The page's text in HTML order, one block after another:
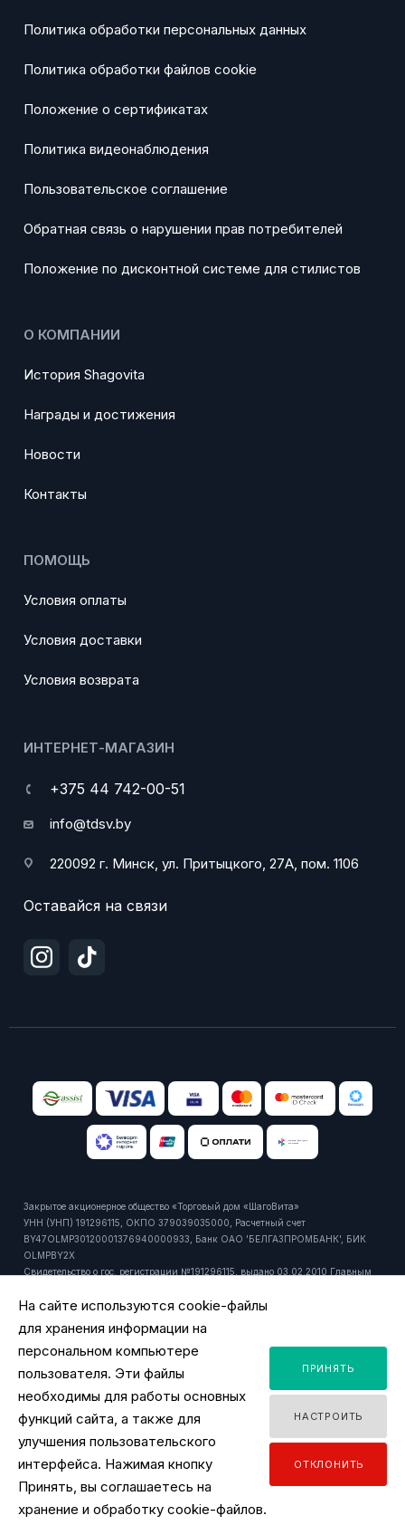
Политика обработки персональных данных
Политика обработки файлов cookie
Положение о сертификатах
Политика видеонаблюдения
Пользовательское соглашение
Обратная связь о нарушении прав потребителей
Положение по дисконтной системе для стилистов
О КОМПАНИИ
История Shagovita
Награды и достижения
Новости
Контакты
ПОМОЩЬ
Условия оплаты
Условия доставки
Условия возврата
ИНТЕРНЕТ-МАГАЗИН
+375 44 742-00-51
info@tdsv.by
220092 г. Минск, ул. Притыцкого, 27А, пом. 1106
Оставайся на связи
Закрытое акционерное общество «Торговый дом «ШагоВита»
УНН (УНП) 191296115, ОКПО 379039035000, Расчетный счет
BY47OLMP30120001376940000933, Банк ОАО 'БЕЛГАЗПРОМБАНК', БИК
OLMPBY2X
Свидетельство о гос. регистрации №191296115, выдано 03.02.2010 Главным
Регистрационный номер в торговом реестре: 429916 от 24.10.2018г.
пом. 1106.
Время работы офиса - ПН-ПТ 9:00 - 18:00.
Время работы интернет-магазина - ПН-ПТ 09:00 - 18:00
Уполномоченный продавцом на рассмотрение обращений покупателей:
заместитель директора по розничной торговле, тел. +375 44 518 45 53, email:
y.ignatovich@tdsv.by
органов по месту государственной регистрации ЗАО "ТД "ШагоВита",
уполномоченных рассматривать обращения покупателей: Минский городской
исполнительный комитет, главное управление торговли и услуг: +375 17
На сайте используются cookie-файлы
для хранения информации на
персональном компьютере
пользователя. Эти файлы
необходимы для работы основных
функций сайта, а также для
улучшения пользовательского
интерфейса. Нажимая кнопку
Принять, вы соглашаетесь на
хранение и обработку cookie-файлов.
ПРИНЯТЬ
НАСТРОИТЬ
ОТКЛОНИТЬ